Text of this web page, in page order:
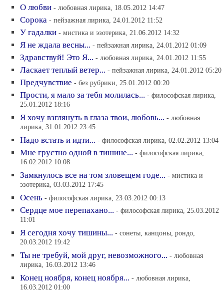
О любви - любовная лирика, 18.05.2012 14:47
Сорока - пейзажная лирика, 24.01.2012 11:52
У гадалки - мистика и эзотерика, 21.06.2012 14:32
Я не ждала весны... - пейзажная лирика, 24.01.2012 01:09
Здравствуй! Это Я... - любовная лирика, 24.01.2012 11:55
Ласкает теплый ветер... - пейзажная лирика, 24.01.2012 05:20
Предчувствие - без рубрики, 25.01.2012 00:20
Прости, я мало за тебя молилась... - философская лирика,
25.01.2012 18:16
Я хочу взглянуть в глаза твои, любовь... - любовная
лирика, 31.01.2012 23:45
Надо встать и идти... - философская лирика, 02.02.2012 13:04
Мне грустно одной в тишине... - философская лирика,
16.02.2012 10:08
Замкнулось все на том зловещем годе... - мистика и
эзотерика, 03.03.2012 17:45
Осень - философская лирика, 23.03.2012 00:13
Сердце мое перепахано... - философская лирика, 25.03.2012
11:01
Я сегодня хочу тишины... - сонеты, канцоны, рондо,
20.03.2012 19:42
Ты не требуй, мой друг, невозможного... - любовная
лирика, 16.03.2012 13:46
Конец ноября, конец ноября... - любовная лирика,
16.03.2012 01:00